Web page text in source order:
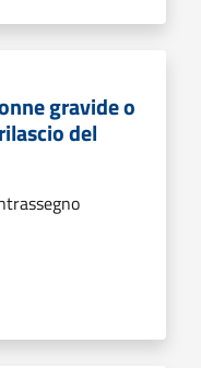
gravide o
del